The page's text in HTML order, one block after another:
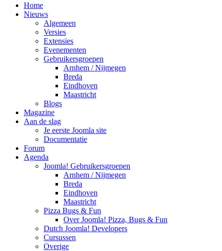
Home
Nieuws
Algemeen
Versies
Extensies
Evenementen
Gebruikersgroepen
Arnhem / Nijmegen
Breda
Eindhoven
Maastricht
Blogs
Magazine
Aan de slag
Je eerste Joomla site
Documentatie
Forum
Agenda
Joomla! Gebruikersgroepen
Arnhem / Nijmegen
Breda
Eindhoven
Maastricht
Pizza Bugs & Fun
Over Joomla! Pizza, Bugs & Fun
Dutch Joomla! Developers
Cursussen
Overige